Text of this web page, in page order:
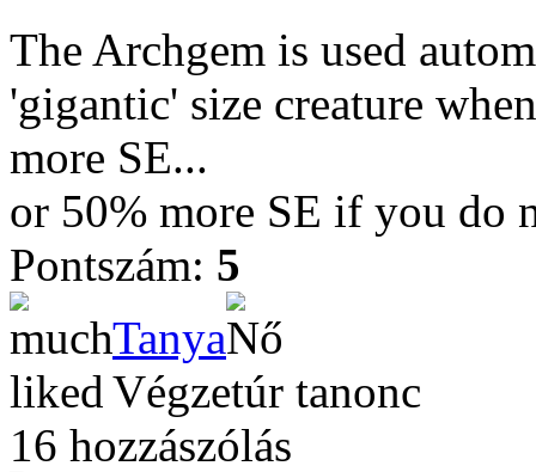
The Archgem is used
'gigantic' size creature
more SE...
or 50% more SE if you do
Pontszám: 5
Tanya
Végzetúr tanonc
16 hozzászólás